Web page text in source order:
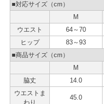
■対応サイズ（cm）
M
ウエスト
64～70
ヒップ
83～93
■商品サイズ（cm）
M
脇丈
14.0
ウエストま
わり
45.0